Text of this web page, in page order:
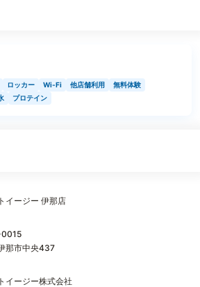
ロッカー Wi-Fi 他店舗利用
無料体験
プロテイン
イージー 伊那店
那市中央437
イージー株式会社